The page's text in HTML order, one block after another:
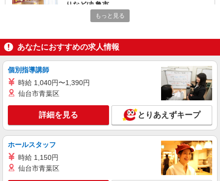
りなど/丸亀市
時給1450円〜2062円 ＜日払い有/週払い有/交
丸亀市 丸亀駅周辺
キープ 詳細を見る
派遣社員
株式会社ブレイブ（マイナビグループ）/MD33
高齢者向け住宅、グループホームなど様々な勤
務先から選べます。
未経験：時給1250〜1450円（資格・経験によ
る） 経験者：時給1450〜1650円（資格・経験によ
い/週払い/月払い対応も可能です。詳しくは面談時
にご相談ください。 ◆交通費：別途全額支給 ※当
屋駅」 ◆JR予讃線「丸亀駅」 ◆高松琴平電気鉄
詳細を見る
もっと見る
あなたにおすすめの求人情報
個別指導講師
時給 1,040円〜1,390円
仙台市青葉区
詳細を見る とりあえずキープ
ホールスタッフ
時給 1,150円
仙台市青葉区